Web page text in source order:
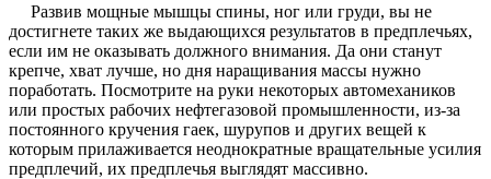
Развив мощные мышцы спины, ног или груди, вы не
достигнете таких же выдающихся результатов в предплечьях,
если им не оказывать должного внимания. Да они станут
крепче, хват лучше, но дня наращивания массы нужно
поработать. Посмотрите на руки некоторых автомехаников
или простых рабочих нефтегазовой промышленности, из-за
постоянного кручения гаек, шурупов и других вещей к
которым прилаживается неоднократные вращательные усилия
предплечий, их предплечья выглядят массивно.